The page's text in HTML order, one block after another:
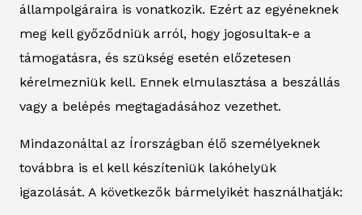
állampolgáraira is vonatkozik. Ezért az egyéneknek
meg kell győződniük arról, hogy jogosultak-e a
támogatásra, és szükség esetén előzetesen
kérelmezniük kell. Ennek elmulasztása a beszállás
vagy a belépés megtagadásához vezethet.
Mindazonáltal az Írországban élő személyeknek
továbbra is el kell készíteniük lakóhelyük
igazolását. A következők bármelyikét használhatják: